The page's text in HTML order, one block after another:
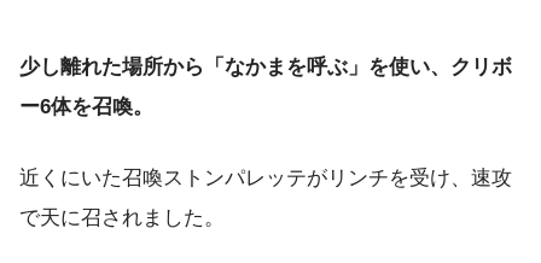
少し離れた場所から「なかまを呼ぶ」を使い、クリボ
ー6体を召喚。
近くにいた召喚ストンパレッテがリンチを受け、速攻
で天に召されました。